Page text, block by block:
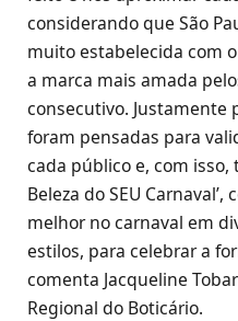
considerando que São
muito estabelecida com
a marca mais amada
consecutivo. Justamente
foram pensadas para
cada público e, com isso,
Beleza do SEU
melhor no carnaval em
estilos, para celebrar a
comenta Jacqueline
Regional do Boticário.